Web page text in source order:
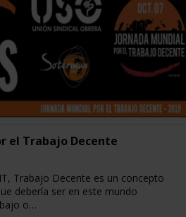
el Trabajo Decente
Trabajo Decente es un concepto
debería ser en este mundo
o…